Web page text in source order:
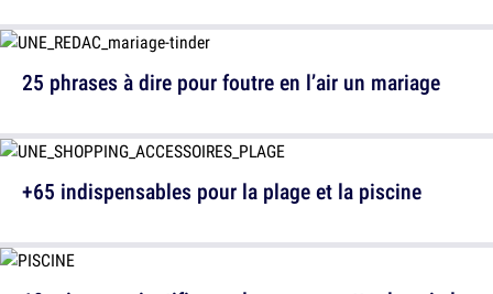
25 phrases à dire pour foutre en l’air un mariage
+65 indispensables pour la plage et la piscine